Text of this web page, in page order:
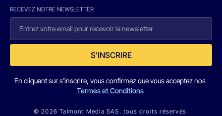
RECEVEZ NOTRE NEWSLETTER
S'INSCRIRE
En cliquant sur s'inscrire, vous confirmez que vous acceptez nos
Termes et Conditions
© 2026 Talmont Media SAS. tous droits réservés.